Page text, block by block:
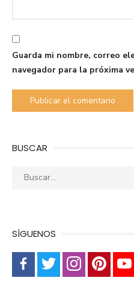
Guarda mi nombre, correo
navegador para la próxima
BUSCAR
Buscar:
SÍGUENOS